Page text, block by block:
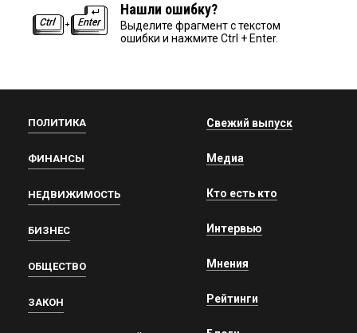
Нашли ошибку?
Выделите фрагмент с текстом
ошибки и нажмите Ctrl + Enter.
ПОЛИТИКА
ФИНАНСЫ
НЕДВИЖИМОСТЬ
БИЗНЕС
ОБЩЕСТВО
ЗАКОН
Свежий выпуск
Медиа
Кто есть кто
Интервью
Мнения
Рейтинги